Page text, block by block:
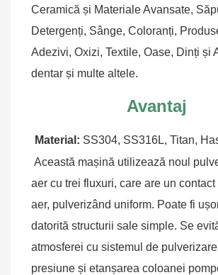
Ceramică și Materiale Avansate,
Detergenți, Sânge, Coloranți,
Adezivi, Oxizi, Textile, Oase, Dinți și
dentar și multe altele.
Avantaj
Material: SS304, SS316L, Titan,
Această mașină utilizează noul
aer cu trei fluxuri, care are un
aer, pulverizând uniform. Poate fi
datorită structurii sale simple. Se
atmosferei cu sistemul de
presiune și etanșarea coloanei